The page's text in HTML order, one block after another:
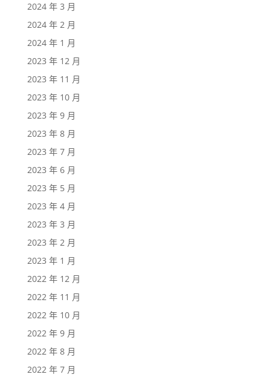
2024 年 3 月
2024 年 2 月
2024 年 1 月
2023 年 12 月
2023 年 11 月
2023 年 10 月
2023 年 9 月
2023 年 8 月
2023 年 7 月
2023 年 6 月
2023 年 5 月
2023 年 4 月
2023 年 3 月
2023 年 2 月
2023 年 1 月
2022 年 12 月
2022 年 11 月
2022 年 10 月
2022 年 9 月
2022 年 8 月
2022 年 7 月